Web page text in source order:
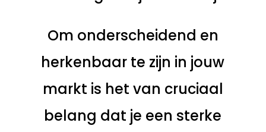
Om onderscheidend en
herkenbaar te zijn in jouw
markt is het van cruciaal
belang dat je een sterke